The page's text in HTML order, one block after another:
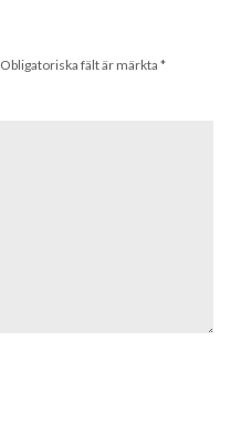
Obligatoriska fält är märkta *